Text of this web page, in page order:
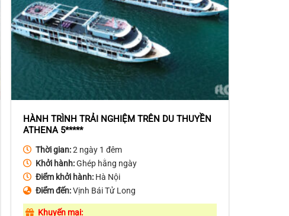
HÀNH TRÌNH TRẢI NGHIỆM TRÊN DU THUYỀN
ATHENA 5*****
Thời gian:2 ngày 1 đêm
Khởi hành:Ghép hằng ngày
Điểm khởi hành: Hà Nội
Điểm đến:Vịnh Bái Tử Long
Khuyến mại: